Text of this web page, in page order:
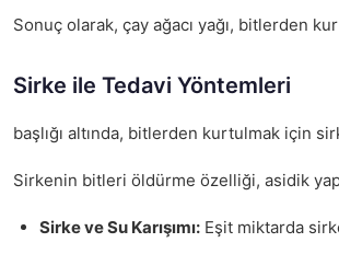
Sonuç olarak, çay ağacı yağı, bitlerden
Sirke ile Tedavi Yöntemleri
başlığı altında, bitlerden kurtulmak için
Sirkenin bitleri öldürme özelliği, asidik
Sirke ve Su Karışımı: Eşit miktarda